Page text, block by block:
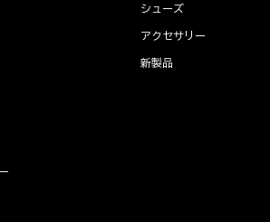
シューズ
アクセサリー
新製品